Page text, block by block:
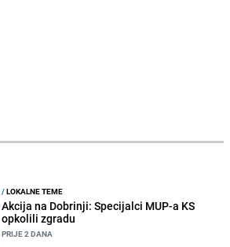
/LOKALNE TEME
Akcija na Dobrinji: Specijalci MUP-a KS
opkolili zgradu
PRIJE 2 DANA